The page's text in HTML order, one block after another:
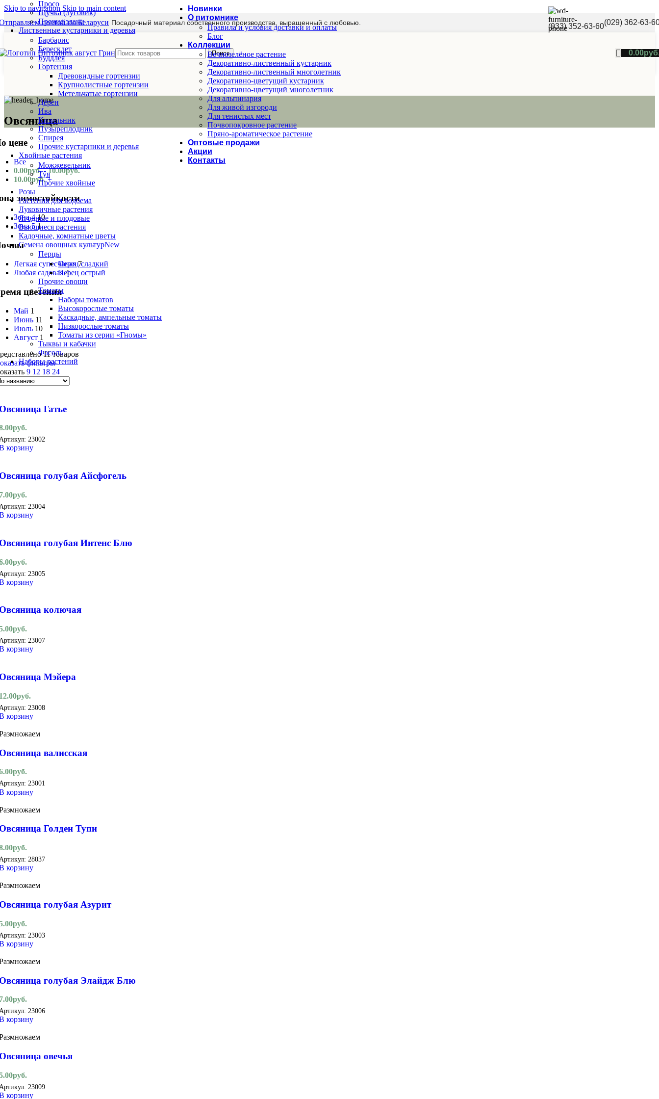
Skip to navigation Skip to main content
почтой по Беларуси Посадочный материал собственного производства, выращенный с любовью. (033) 352-63-60(029) 362-63-
Поиск 0.00
Просо
Щучка (луговик)
Прочие злаки
Лиственные кустарники и деревья
Барбарис
Бересклет
Буддлея
Гортензия
Древовидные гортензии
Крупнолистные гортензии
Метельчатые гортензии
Дёрен
Ива
Кизильник
Пузыреплодник
Спирея
Прочие кустарники и деревья
Хвойные растения
Можжевельник
Туя
Прочие хвойные
Розы
Растения для водоема
Луковичные растения
Ягодные и плодовые
Вьющиеся растения
Кадочные, комнатные цветы
Семена овощных культурNew
Перцы
Перец сладкий
Перец острый
Прочие овощи
Томаты
Наборы томатов
Высокорослые томаты
Каскадные, ампельные томаты
Низкорослые томаты
Томаты из серии «Гномы»
Тыквы и кабачки
Фасоль
Наборы растений
Новинки
О питомнике
Правила и условия доставки и оплаты
Блог
Коллекции
Вечнозелёное растение
Декоративно-лиственный кустарник
Декоративно-лиственный многолетник
Декоративно-цветущий кустарник
Декоративно-цветущий многолетник
Для альпинария
Для живой изгороди
Для тенистых мест
Почвопокровное растение
Пряно-ароматическое растение
Оптовые продажи
Акции
Контакты
Овсяница
цене
Все
0.00руб.-10.00руб.
10.00руб.+
зимостойкости
Зона 4 10
Зона 5 1
Легкая супесчаная 7
Любая садовая 4
цветения
Май 1
Июнь 11
Июль 10
Август 1
11 товаров
фильтры
9 12 18 24
Гатье
руб.
23002
корзину
голубая Айсфогель
руб.
23004
корзину
голубая Интенс Блю
руб.
23005
корзину
колючая
руб.
23007
корзину
Мэйера
руб.
23008
корзину
валисская
руб.
23001
корзину
Голден Тупи
руб.
28037
корзину
голубая Азурит
руб.
23003
корзину
голубая Элайдж Блю
руб.
23006
корзину
овечья
руб.
23009
корзину